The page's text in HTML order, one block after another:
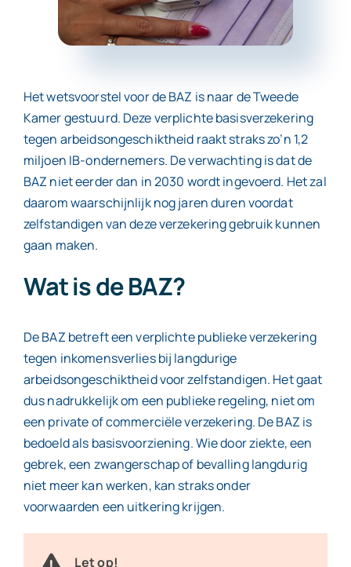
Werken bij
Het wetsvoorstel voor de BAZ is naar de Tweede
Kamer gestuurd. Deze verplichte basisverzekering
tegen arbeidsongeschiktheid raakt straks zo’n 1,2
miljoen IB-ondernemers. De verwachting is dat de
BAZ niet eerder dan in 2030 wordt ingevoerd. Het zal
daarom waarschijnlijk nog jaren duren voordat
zelfstandigen van deze verzekering gebruik kunnen
gaan maken.
Wat is de BAZ?
De BAZ betreft een verplichte publieke verzekering
tegen inkomensverlies bij langdurige
arbeidsongeschiktheid voor zelfstandigen. Het gaat
dus nadrukkelijk om een publieke regeling, niet om
een private of commerciële verzekering. De BAZ is
bedoeld als basisvoorziening. Wie door ziekte, een
gebrek, een zwangerschap of bevalling langdurig
niet meer kan werken, kan straks onder
voorwaarden een uitkering krijgen.
Let op!